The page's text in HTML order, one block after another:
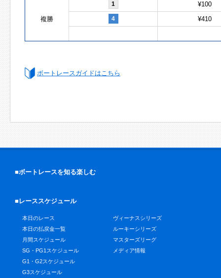
複勝
1 ¥100
4 ¥410
ボートレースガイドはこちら
■ボートレースを知る楽しむ
■レーススケジュール
本日のレース
本日の払戻金一覧
月間スケジュール
SG・PG1スケジュール
G1・G2スケジュール
G3スケジュール
ヴィーナスシリーズ
ルーキーシリーズ
マスターズリーグ
メディア情報